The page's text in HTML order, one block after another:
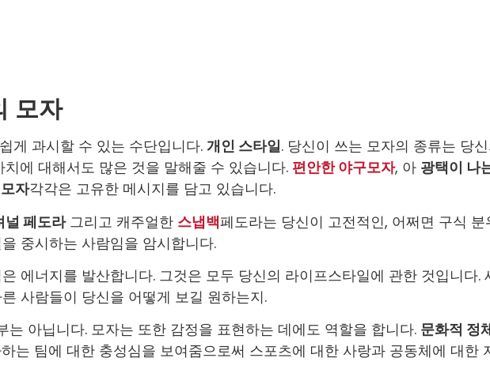
모자
게 과시할 수 있는 수단입니다.개인 스타일. 당신이 쓰는 모자의 종류는 당
에 대해서도 많은 것을 말해줄 수 있습니다. 편안한 야구모자, 아 광택이 나
자각각은 고유한 메시지를 담고 있습니다.
널 페도라그리고 캐주얼한 스냅백페도라는 당신이 고전적인, 어쩌면 구식 분
중시하는 사람임을 암시합니다.
에너지를 발산합니다. 그것은 모두 당신의 라이프스타일에 관한 것입니다.
사람들이 당신을 어떻게 보길 원하는지.
는 아닙니다. 모자는 또한 감정을 표현하는 데에도 역할을 합니다. 문화적 정
는 팀에 대한 충성심을 보여줌으로써 스포츠에 대한 사랑과 공동체에 대한